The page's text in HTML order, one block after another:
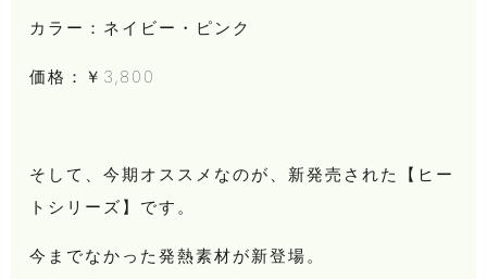
カラー：ネイビー・ピンク
価格：￥3,800
そして、今期オススメなのが、新発売された【ヒー
トシリーズ】です。
今までなかった発熱素材が新登場。